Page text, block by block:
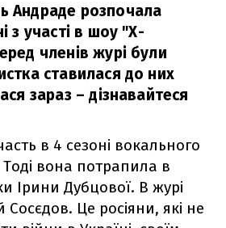
Андраде розпочала
з участі в шоу "Х-
членів журі були
ставилася до них
зараз – дізнавайтеся
в 4 сезоні вокального
вона потрапила в
Ірини Дубцової. В журі
Сосєдов. Це росіяни, які не